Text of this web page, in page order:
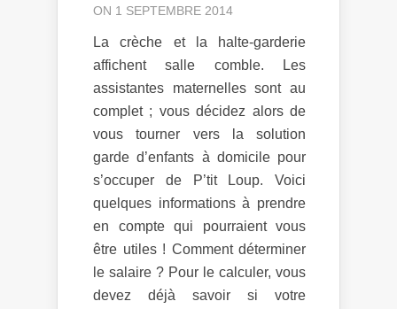
ON 1 SEPTEMBRE 2014
La crèche et la halte-garderie
affichent salle comble. Les
assistantes maternelles sont au
complet ; vous décidez alors de
vous tourner vers la solution
garde d’enfants à domicile pour
s’occuper de P’tit Loup. Voici
quelques informations à prendre
en compte qui pourraient vous
être utiles ! Comment déterminer
le salaire ? Pour le calculer, vous
devez déjà savoir si votre